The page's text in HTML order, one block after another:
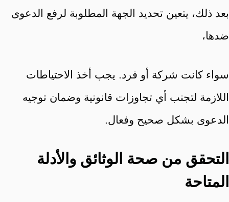
بعد ذلك، يتعين تحديد الجهة المطلوبة لرفع الدعوى
ضدها،
سواء كانت شركة أو فرد. يجب أخذ الاحتياطات
اللازمة لتجنب أي تجاوزات قانونية وضمان توجيه
الدعوى بشكل صحيح وفعال.
التحقق من صحة الوثائق والأدلة
المتاحة